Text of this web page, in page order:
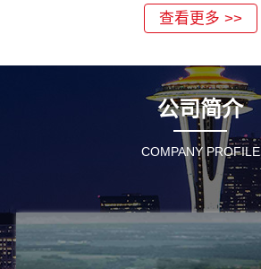
查看更多 >>
公司简介
COMPANY PROFILE